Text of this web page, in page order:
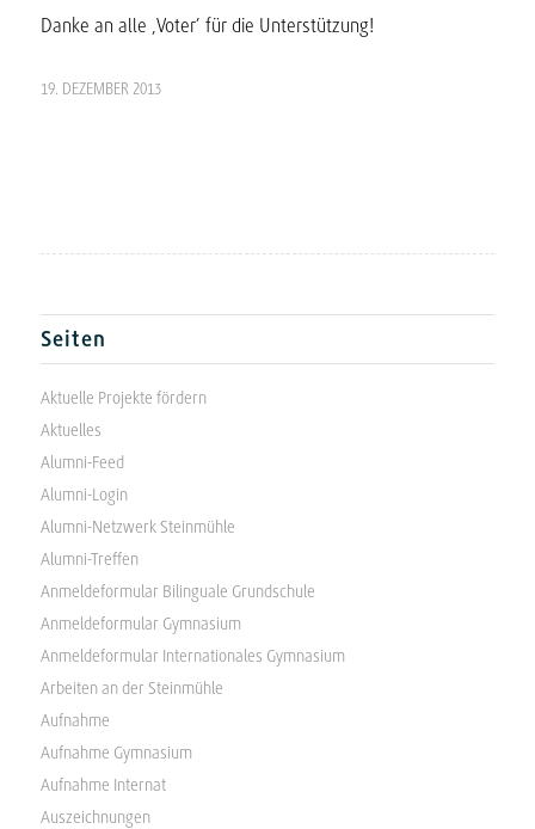
Danke an alle ‚Voter’ für die Unterstützung!
19. DEZEMBER 2013
Seiten
Aktuelle Projekte fördern
Aktuelles
Alumni-Feed
Alumni-Login
Alumni-Netzwerk Steinmühle
Alumni-Treffen
Anmeldeformular Bilinguale Grundschule
Anmeldeformular Gymnasium
Anmeldeformular Internationales Gymnasium
Arbeiten an der Steinmühle
Aufnahme
Aufnahme Gymnasium
Aufnahme Internat
Auszeichnungen